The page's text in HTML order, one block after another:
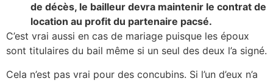
de décès, le bailleur devra maintenir le contrat de
location au profit du partenaire pacsé.
C’est vrai aussi en cas de mariage puisque les époux
sont titulaires du bail même si un seul des deux l’a signé.
Cela n’est pas vrai pour des concubins. Si l’un d’eux n’a